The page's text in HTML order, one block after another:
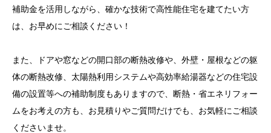
補助金を活用しながら、確かな技術で高性能住宅を建てたい方
は、お早めにご相談ください！
また、ドアや窓などの開口部の断熱改修や、外壁・屋根などの躯
体の断熱改修、太陽熱利用システムや高効率給湯器などの住宅設
備の設置等への補助制度もありますので、断熱・省エネリフォー
ムをお考えの方も、お見積りやご質問だけでも、お気軽にご相談
くださいませ。